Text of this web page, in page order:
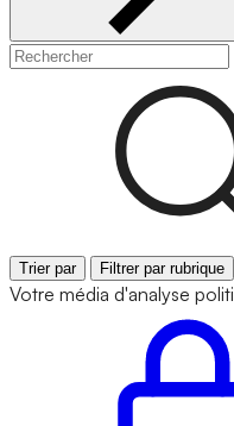
Trier par Filtrer par rubrique
Votre média d'analyse